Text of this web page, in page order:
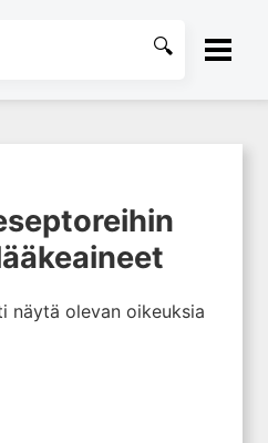
OHJEET
ja
näytä olevan oikeuksia